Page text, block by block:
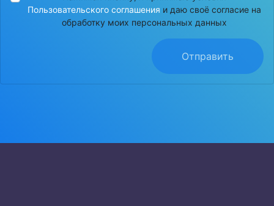
Пользовательского соглашения и даю своё согласие на
обработку моих персональных данных
Отправить